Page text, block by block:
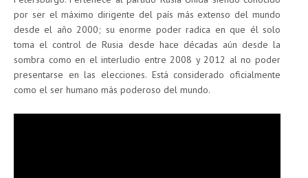
por ser el máximo dirigente del país más extenso del mundo
desde el año 2000; su enorme poder radica en que él solo
toma el control de Rusia desde hace décadas aún desde la
sombra como en el interludio entre 2008 y 2012 al no poder
presentarse en las elecciones. Está considerado oficialmente
como el ser humano más poderoso del mundo.